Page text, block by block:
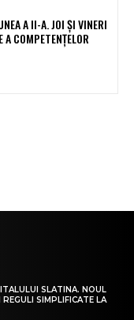
A II-A. JOI ȘI VINERI
A COMPETENȚELOR
SLATINA. NOUL
SIMPLIFICATE LA